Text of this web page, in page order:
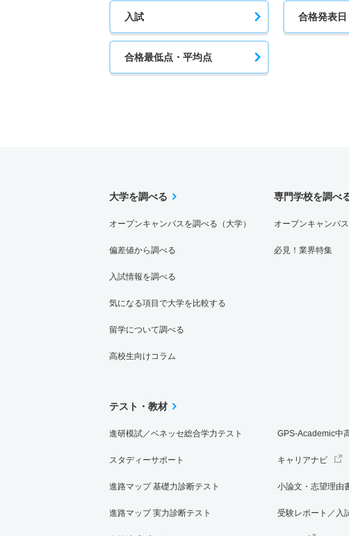
入試 合格発表日
合格最低点・平均点
大学を調べる
オープンキャンパスを調べる（大学）
偏差値から調べる
入試情報を調べる
気になる項目で大学を比較する
留学について調べる
高校生向けコラム
専門学校を調べ
オープンキャンパ
必見！業界特集
テスト・教材
進研模試／ベネッセ総合学力テスト
スタディーサポート
進路マップ 基礎力診断テスト
進路マップ 実力診断テスト
GPS-Academic中
キャリアナビ
小論文・志望理由
受験レポート／入